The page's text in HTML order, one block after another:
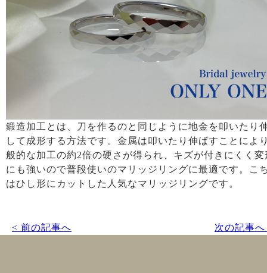
鍛造加工とは、刀を作るのと同じように地金を叩いたり
して成形する方法です。金属は叩いたり伸ばすことによ
般的な加工の約2倍の硬さが得られ、キズが付きにくく変
にも強いので普段使いのマリッジリングに最適です。こ
はひし形にカットした人気なマリッジリングです。
< 前の記事へ 次の記事